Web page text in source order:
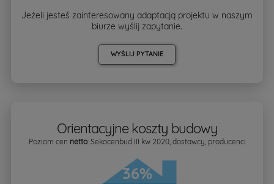
Jeżeli jesteś zainteresowany adaptacją projektu w naszym
biurze wyślij zapytanie.
WYŚLIJ PYTANIE
Orientacyjne koszty budowy
Poziom cen netto: Sekocenbud III kw 2020, dostawcy, producenci
36%